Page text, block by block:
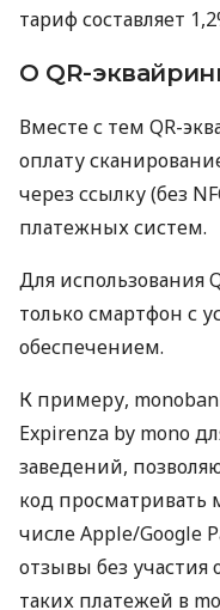
тариф составляет
О QR-
Вместе с тем QR-
оплату
через ссылку (без
платежных систем.
Для использования
только смартфон с
обеспечением.
К примеру,
Expirenza by mono
заведений,
код просматривать
числе Apple/Google
отзывы без
таких платежей в